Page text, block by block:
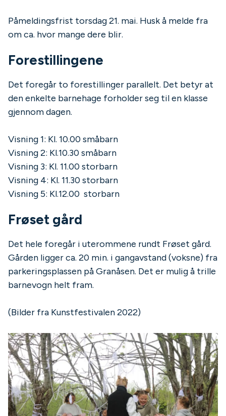
Påmeldingsfrist torsdag 21. mai. Husk å melde fra
om ca. hvor mange dere blir.
Forestillingene
Det foregår to forestillinger parallelt. Det betyr at
den enkelte barnehage forholder seg til en klasse
gjennom dagen.
Visning 1: Kl. 10.00 småbarn
Visning 2: Kl.10.30 småbarn
Visning 3: Kl. 11.00 storbarn
Visning 4: Kl. 11.30 storbarn
Visning 5: Kl.12.00 storbarn
Frøset gård
Det hele foregår i uterommene rundt Frøset gård.
Gården ligger ca. 20 min. i gangavstand (voksne) fra
parkeringsplassen på Granåsen. Det er mulig å trille
barnevogn helt fram.
(Bilder fra Kunstfestivalen 2022)